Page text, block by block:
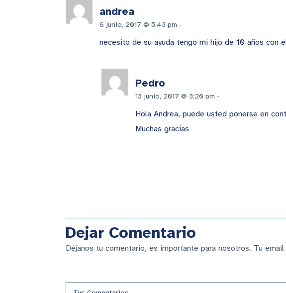
andrea
6 junio, 2017 @ 5:43 pm -
necesito de su ayuda tengo mi hijo de 10 años con
Pedro
13 junio, 2017 @ 3:20 pm -
Hola Andrea, puede usted ponerse en
Muchas gracias
Dejar Comentario
Déjanos tu comentario, es importante para nosotros. Tu email